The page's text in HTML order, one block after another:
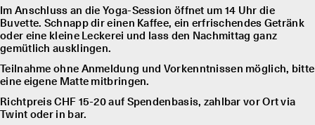
Im Anschluss an die Yoga-Session öffnet um 14 Uhr die
Buvette. Schnapp dir einen Kaffee, ein erfrischendes Getränk
oder eine kleine Leckerei und lass den Nachmittag ganz
gemütlich ausklingen.
Teilnahme ohne Anmeldung und Vorkenntnissen möglich, bitte
eine eigene Matte mitbringen.
Richtpreis CHF 15-20 auf Spendenbasis, zahlbar vor Ort via
Twint oder in bar.